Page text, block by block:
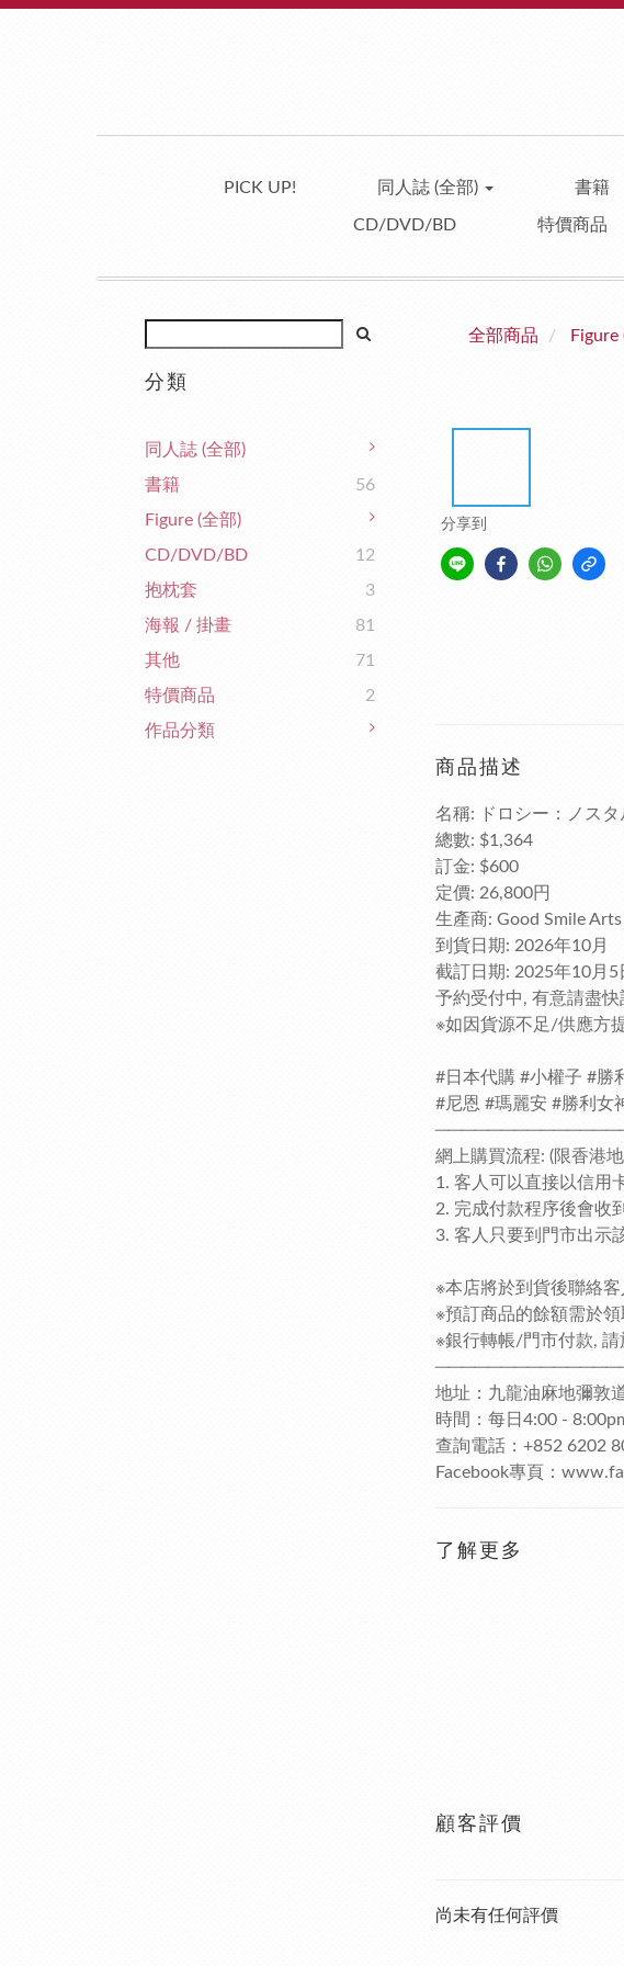
PICK UP! 同人誌 (全部) 書籍
CD/DVD/BD 特價商品
分類
同人誌 (全部)
書籍
56
Figure (全部)
CD/DVD/BD
12
抱枕套
3
海報 / 掛畫
81
其他
71
特價商品
2
作品分類
全部商品 Figure
分享到
商品描述
名稱: ドロシー：ノス
總數: $1,364
訂金: $600
定價: 26,800円
生產商: Good Smile Arts
到貨日期: 2026年10月
截訂日期: 2025年10月5
予約受付中, 有意請盡快
※如因貨源不足/供應方
#日本代購 #小權子 #勝
#尼恩 #瑪麗安 #勝利女
網上購買流程: (限香港
1. 客人可以直接以信用
2. 完成付款程序後會收
3. 客人只要到門市出示
※本店將於到貨後聯絡
※預訂商品的餘額需於
※銀行轉帳/門市付款, 請
地址：九龍油麻地彌敦
時間：每日4:00 -
查詢電話：+852 6202
Facebook專頁：
了解更多
顧客評價
尚未有任何評價